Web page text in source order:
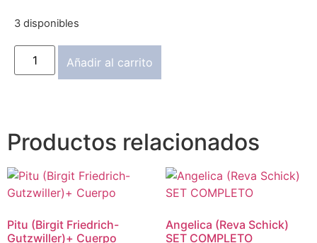
3 disponibles
Añadir al carrito
Productos relacionados
Pitu (Birgit Friedrich-
Gutzwiller)+ Cuerpo
Angelica (Reva Schick)
SET COMPLETO